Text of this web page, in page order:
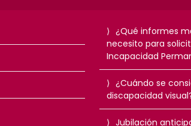
¿Qué informes
necesito para
Incapacidad
¿Cuándo se
discapacidad
Jubilación